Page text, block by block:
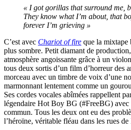
« I got gorillas that surround me,
They know what I’m about, that
forever I’m grieving »
C’est avec Chariot of fire que la mixtape
plus sombre. Petit diamant de
atmosphère angoissante grâce à un
tous deux sortis d’un film d’horreur des
morceau avec un timbre de voix d’une
marmonnant lentement comme un
Ses cordes vocales abîmées rappellent
légendaire Hot Boy BG (#FreeBG)
commun. Tous les deux ont eu des
l’héroïne, véritable fléau dans les rues